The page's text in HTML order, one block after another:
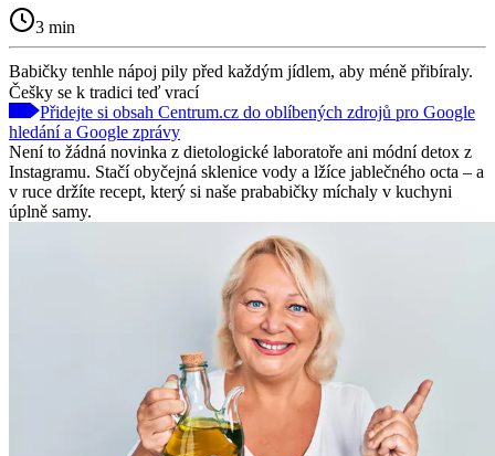
3 min
Babičky tenhle nápoj pily před každým jídlem, aby méně přibíraly.
Češky se k tradici teď vrací
Přidejte si obsah Centrum.cz do oblíbených zdrojů pro Google
hledání a Google zprávy
Není to žádná novinka z dietologické laboratoře ani módní detox z
Instagramu. Stačí obyčejná sklenice vody a lžíce jablečného octa – a
v ruce držíte recept, který si naše prababičky míchaly v kuchyni
úplně samy.